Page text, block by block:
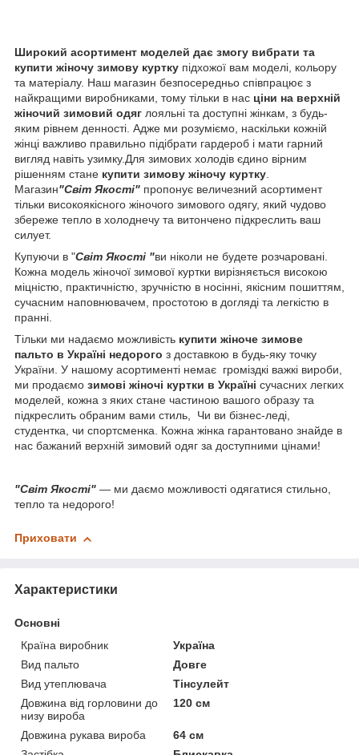
Широкий асортимент моделей дає змогу вибрати та
купити жіночу зимову куртку підхожої вам моделі, кольору
та матеріалу. Наш магазин безпосередньо співпрацює з
найкращими виробниками, тому тільки в нас ціни на верхній
жіночий зимовий одяг лояльні та доступні жінкам, з будь-
яким рівнем денності. Адже ми розуміємо, наскільки кожній
жінці важливо правильно підібрати гардероб і мати гарний
вигляд навіть узимку.Для зимових холодів єдино вірним
рішенням стане купити зимову жіночу куртку.
Магазин"Світ Якості" пропонує величезний асортимент
тільки високоякісного жіночого зимового одягу, який чудово
збереже тепло в холоднечу та витончено підкреслить ваш
силует.
Купуючи в "Світ Якості "ви ніколи не будете розчаровані.
Кожна модель жіночої зимової куртки вирізняється високою
міцністю, практичністю, зручністю в носінні, якісним пошиттям,
сучасним наповнювачем, простотою в догляді та легкістю в
пранні.
Тільки ми надаємо можливість купити жіноче зимове
пальто в Україні недорого з доставкою в будь-яку точку
України. У нашому асортименті немає громіздкі важкі вироби,
ми продаємо зимові жіночі куртки в Україні сучасних легких
моделей, кожна з яких стане частиною вашого образу та
підкреслить обраним вами стиль, Чи ви бізнес-леді,
студентка, чи спортсменка. Кожна жінка гарантовано знайде в
нас бажаний верхній зимовий одяг за доступними цінами!
"Світ Якості" — ми даємо можливості одягатися стильно,
тепло та недорого!
Приховати
Характеристики
Основні
Країна виробник
Україна
Вид пальто
Довге
Вид утеплювача
Тінсулейт
Довжина від горловини до
низу вироба
120 см
Довжина рукава вироба
64 см